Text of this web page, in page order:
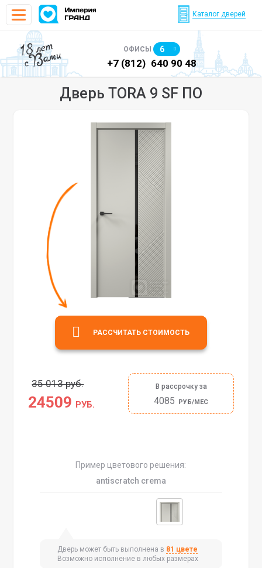
Каталог дверей
18 лет
с Вами ОФИСЫ 6
640 90 48 +7 (812) 640 90 48
Дверь TORA 9 SF ПО
35 013 руб.
24509 РУБ.
В рассрочку за
4085 РУБ/МЕС
РАССЧИТАТЬ СТОИМОСТЬ
Пример цветового решения:
antiscratch crema
Дверь может быть выполнена в 81 цвете
Возможно исполнение в любых размерах